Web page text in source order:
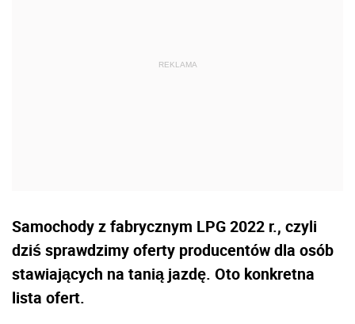
Samochody z fabrycznym LPG 2022 r., czyli
dziś sprawdzimy oferty producentów dla osób
stawiających na tanią jazdę. Oto konkretna
lista ofert.